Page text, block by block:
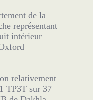
de la
représentant
intérieur
relativement
TP3T sur 37